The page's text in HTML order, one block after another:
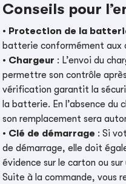
Conseils pour
• Protection de la
batterie conformément aux
• Chargeur : L’envoi du
permettre son contrôle
vérification garantit la
la batterie. En l’absence du
son remplacement sera
• Clé de démarrage : Si
de démarrage, elle doit
évidence sur le carton ou
Suite à la commande, vous